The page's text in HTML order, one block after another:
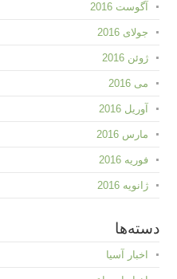
آگوست 2016
جولای 2016
ژوئن 2016
می 2016
آوریل 2016
مارس 2016
فوریه 2016
ژانویه 2016
دسته‌ها
اخبار آسیا